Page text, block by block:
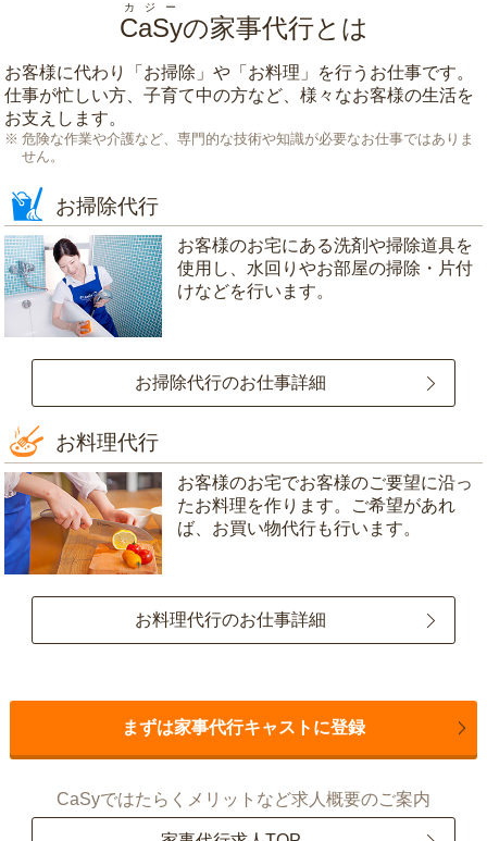
CaSy
カジー
の家事代行とは
お客様に代わり「 お掃除 」や「 お料理 」を行うお仕事です。
仕事が忙しい方、子育て中の方など、様々なお客様の生活を
お支えします。
危険な作業や介護など、専門的な技術や知識が必要なお仕事ではありま
せん。
お掃除代行
お客様のお宅にある洗剤や掃除道具を
使用し、水回りやお部屋の掃除・片付
けなどを行います。
お掃除代行のお仕事詳細
お料理代行
お客様のお宅でお客様のご要望に沿っ
たお料理を作ります。ご希望があれ
ば、お買い物代行も行います。
お料理代行のお仕事詳細
まずは家事代行キャストに登録
CaSyではたらくメリットなど求人概要のご案内